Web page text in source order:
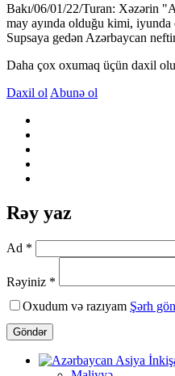
Bakı/06/01/22/Turan: Xəzərin
may ayında olduğu kimi,
Supsaya gedən Azərbaycan
Daha çox oxumaq üçün daxil
Daxil ol Abunə ol
Rəy yaz
Ad *
Rəyiniz *
Oxudum və razıyam Şərh
Göndər